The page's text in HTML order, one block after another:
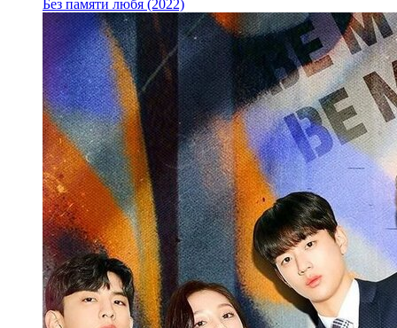
Без памяти любя (2022)